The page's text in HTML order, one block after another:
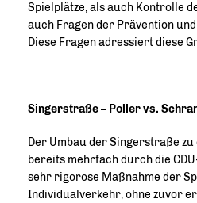
Spielplätze, als auch Kontrolle
auch Fragen der Prävention
Diese Fragen adressiert diese
Singerstraße – Poller vs.
Der Umbau der Singerstraße
bereits mehrfach durch die
sehr rigorose Maßnahme der
Individualverkehr, ohne zuvor